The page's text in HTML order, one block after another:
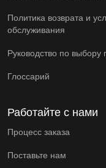
Политика возврата и
обслуживания
Руководство по выбору
Глоссарий
Работайте с нами
Процесс заказа
Поставьте нам